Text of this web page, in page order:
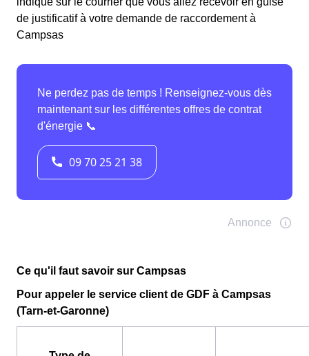
de justificatif à votre demande de raccordement à
Campsas
Ce qu'il faut savoir sur Campsas
Pour appeler le service client de GDF à Campsas
(Tarn-et-Garonne)